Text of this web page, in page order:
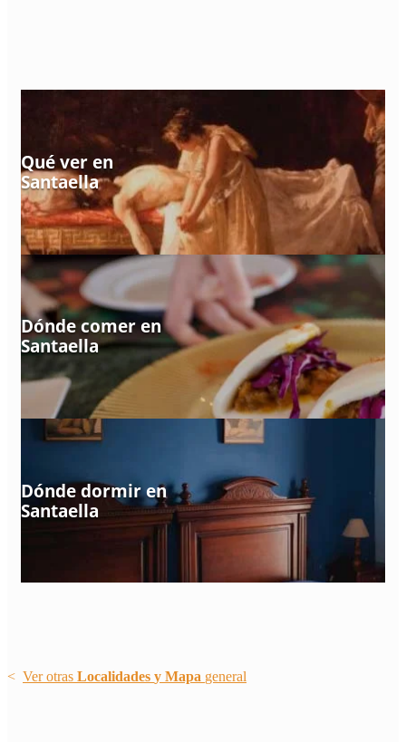
Qué ver en
Santaella
Dónde comer en
Santaella
Dónde dormir en
Santaella
< Ver otras Localidades y Mapa general